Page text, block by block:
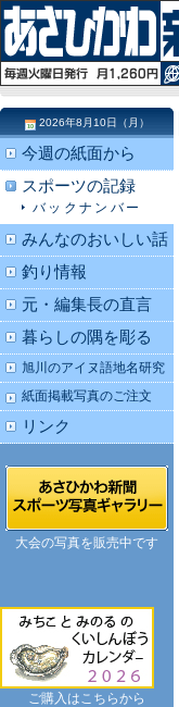
2026年8月10日（月）
今週の紙面から
スポーツの記録
バックナンバー
みんなのおいしい話
釣り情報
元・編集長の直言
暮らしの隅を彫る
旭川のアイヌ語地名研究
紙面掲載写真のご注文
リンク
大会の写真を販売中です
ご購入はこちらから